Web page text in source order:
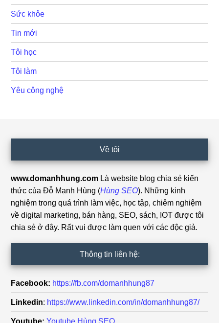
Sức khỏe
Tin mới
Tôi học
Tôi làm
Yêu công nghệ
Về tôi
www.domanhhung.com Là website blog chia sẻ kiến
thức của Đỗ Mạnh Hùng (Hùng SEO). Những kinh
nghiệm trong quá trình làm việc, học tập, chiêm nghiệm
về digital marketing, bán hàng, SEO, sách, IOT được tôi
chia sẻ ở đây. Rất vui được làm quen với các độc giả.
Thông tin liên hệ:
Facebook: https://fb.com/domanhhung87
Linkedin: https://www.linkedin.com/in/domanhhung87/